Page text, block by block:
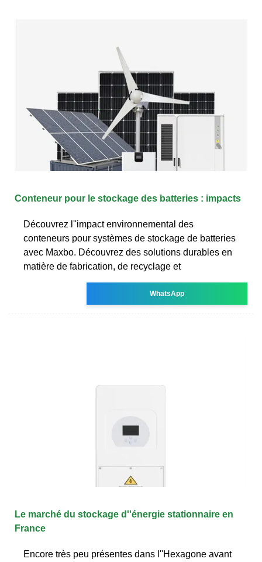
Conteneur pour le stockage des batteries : impacts
Découvrez l''impact environnemental des
conteneurs pour systèmes de stockage de batteries
avec Maxbo. Découvrez des solutions durables en
matière de fabrication, de recyclage et
WhatsApp
Le marché du stockage d''énergie stationnaire en
France
Encore très peu présentes dans l''Hexagone avant